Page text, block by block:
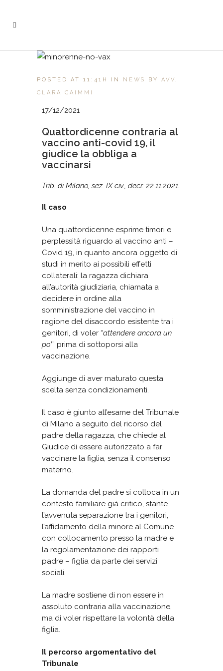
POSTED AT 11:41H IN NEWS BY AVV.
CLARA CAIMMI
17/12/2021
Quattordicenne contraria al
vaccino anti-covid 19, il
giudice la obbliga a
vaccinarsi
Trib. di Milano, sez. IX civ., decr. 22.11.2021.
Il caso
Una quattordicenne esprime timori e
perplessità riguardo al vaccino anti –
Covid 19, in quanto ancora oggetto di
studi in merito ai possibili effetti
collaterali: la ragazza dichiara
all’autorità giudiziaria, chiamata a
decidere in ordine alla
somministrazione del vaccino in
ragione del disaccordo esistente tra i
genitori, di voler “attendere ancora un
po’” prima di sottoporsi alla
vaccinazione.
Aggiunge di aver maturato questa
scelta senza condizionamenti.
Il caso è giunto all’esame del Tribunale
di Milano a seguito del ricorso del
padre della ragazza, che chiede al
Giudice di essere autorizzato a far
vaccinare la figlia, senza il consenso
materno.
La domanda del padre si colloca in un
contesto familiare già critico, stante
l’avvenuta separazione tra i genitori,
l’affidamento della minore al Comune
con collocamento presso la madre e
la regolamentazione dei rapporti
padre – figlia da parte dei servizi
sociali.
La madre sostiene di non essere in
assoluto contraria alla vaccinazione,
ma di voler rispettare la volontà della
figlia.
Il percorso argomentativo del
Tribunale